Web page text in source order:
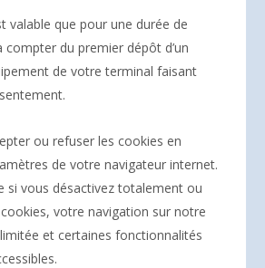
valable que pour une durée de
du premier dépôt d’un
de votre terminal faisant
ou refuser les cookies en
de votre navigateur internet.
si vous désactivez totalement ou
votre navigation sur notre
et certaines fonctionnalités